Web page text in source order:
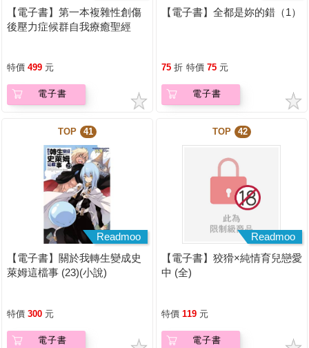
【電子書】第一本複雜性創傷
後壓力症候群自我療癒聖經
特價 499 元
電子書
【電子書】全都是妳的錯（1）
75 折 特價 75 元
電子書
TOP 41
Readmoo
【電子書】關於我轉生變成史
萊姆這檔事 (23)(小說)
特價 300 元
電子書
TOP 42
Readmoo
【電子書】狡猾×純情育兒戀愛
中 (全)
特價 119 元
電子書